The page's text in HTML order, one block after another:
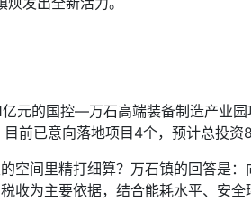
元的国控—万石高端装备制造产业园
前已意向落地项目4个，预计总投资8
间里精打细算？万石镇的回答是：
收为主要依据，结合能耗水平、安